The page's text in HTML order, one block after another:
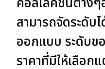
สามารถจัดระดับ
ออกแบบ ระดับข
ราคาที่มีให้เลือก